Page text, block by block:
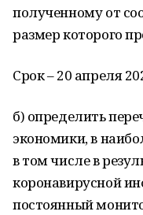
полученному от
размер которого
Срок – 20 апреля
б) определить
экономики, в
в том числе в
коронавирусной
постоянный